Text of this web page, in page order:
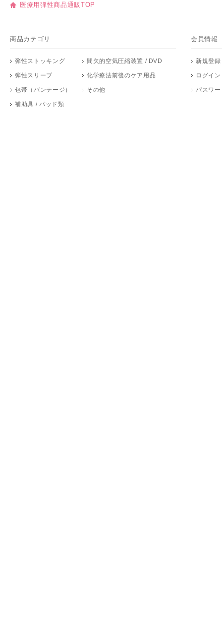
医療用弾性商品通販TOP
商品カテゴリ
弾性ストッキング
弾性スリーブ
包帯（バンテージ）
補助具 / パッド類
間欠的空気圧縮装置 / DVD
化学療法前後のケア用品
その他
会員情報
新規登録
ログイン
パスワ